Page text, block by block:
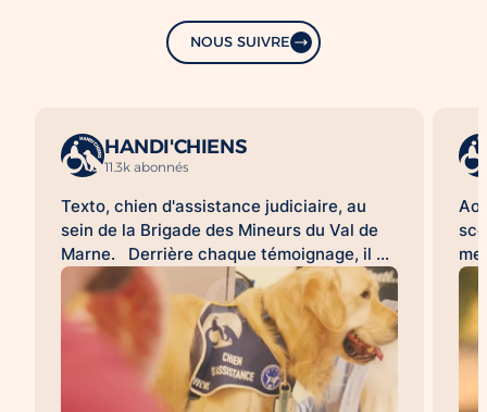
NOUS SUIVRE
HANDI'CHIENS
11.3k abonnés
Texto, chien d'assistance judiciaire, au
sein de la Brigade des Mineurs du Val de
Marne. Derrière chaque témoignage, il y
a une histoire difficile à raconter. Pour de
nombreuses victimes, franchir la porte
d'un commissariat ou d'un tribunal, revivre
les faits lors d'une audition ou d'une
expertise peut être une épreuve. À leurs
côtés, les chiens d'assistance judiciaire